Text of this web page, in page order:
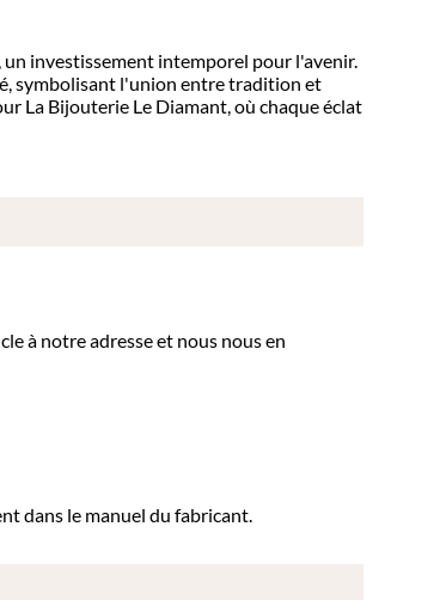
investissement intemporel pour l'avenir.
symbolisant l'union entre tradition et
La Bijouterie Le Diamant, où chaque éclat
à notre adresse et nous nous en
dans le manuel du fabricant.